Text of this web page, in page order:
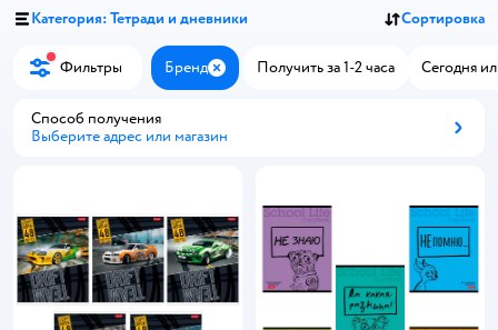
Категория: Тетради и дневники Сортировка
Фильтры Бренд ЗакрытьПолучить за 1-2 часа Сегодня
Способ получения
Выберите адрес или магазин